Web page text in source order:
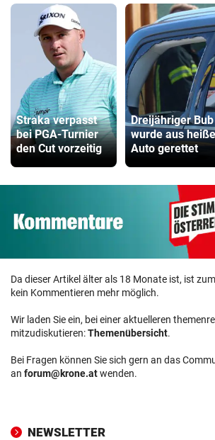
Straka verpasst
bei PGA-Turnier
den Cut vorzeitig
Dreijähriger Bub
wurde aus
Auto gerettet
Da dieser Artikel älter als 18 Monate ist, ist
kein Kommentieren mehr möglich.
Wir laden Sie ein, bei einer aktuelleren
mitzudiskutieren:Themenübersicht.
Bei Fragen können Sie sich gern an das
an forum@krone.atwenden.
NEWSLETTER